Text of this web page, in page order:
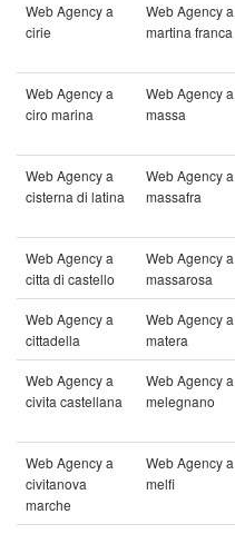
Web Agency a
cirie
Web Agency a
martina franca
Web Agency a
ciro marina
Web Agency a
massa
Web Agency a
cisterna di latina
Web Agency a
massafra
Web Agency a
citta di castello
Web Agency a
massarosa
Web Agency a
cittadella
Web Agency a
matera
Web Agency a
civita castellana
Web Agency a
melegnano
Web Agency a
civitanova
marche
Web Agency a
melfi